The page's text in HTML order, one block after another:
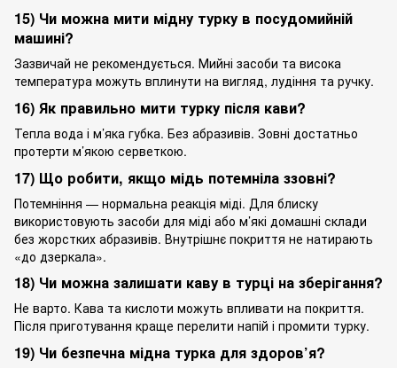
15) Чи можна мити мідну турку в посудомийній
машині?
Зазвичай не рекомендується. Мийні засоби та висока
температура можуть вплинути на вигляд, лудіння та ручку.
16) Як правильно мити турку після кави?
Тепла вода і м’яка губка. Без абразивів. Зовні достатньо
протерти м’якою серветкою.
17) Що робити, якщо мідь потемніла ззовні?
Потемніння — нормальна реакція міді. Для блиску
використовують засоби для міді або м’які домашні склади
без жорстких абразивів. Внутрішнє покриття не натирають
«до дзеркала».
18) Чи можна залишати каву в турці на зберігання?
Не варто. Кава та кислоти можуть впливати на покриття.
Після приготування краще перелити напій і промити турку.
19) Чи безпечна мідна турка для здоров’я?